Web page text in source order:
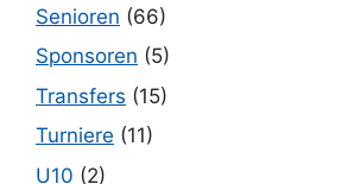
Senioren (66)
Sponsoren (5)
Transfers (15)
Turniere (11)
U10 (2)